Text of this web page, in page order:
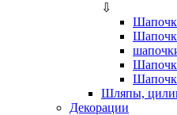
⇩
Шляпы,
Декорации